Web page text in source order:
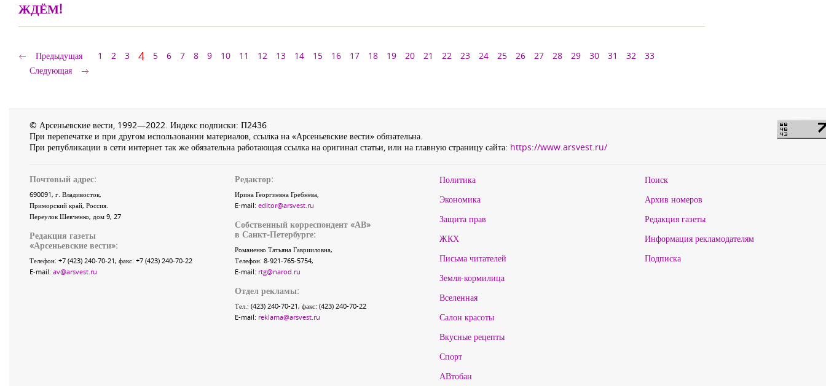
ЖДЁМ!
Предыдущая 1 2 3 4 5 6 7 8 9 10 11 12 13 14 15 16 17 18 19 20 21 22 23 24 25 26 27 28 29 30 31 32
33
Следующая
© Арсеньевские вести, 1992—2022. Индекс подписки: П2436
При перепечатке и при другом использовании материалов, ссылка на «Арсеньевские вести» обязательна.
При републикации в сети интернет так же обязательна работающая ссылка на оригинал статьи, или на главную страницу сайта: https://www.arsvest.ru/
Почтовый адрес:
690091, г. Владивосток,
Приморский край, Россия.
Переулок Шевченко, дом 9, 27
Редакция газеты
«Арсеньевские вести»:
Телефон: +7 (423) 240-70-21, факс: +7 (423) 240-70-22
E-mail: av@arsvest.ru
Редактор:
Ирина Георгиевна Гребнёва,
E-mail: editor@arsvest.ru
Собственный корреспондент «АВ»
в Санкт-Петербурге:
Романенко Татьяна Гаврииловна,
Телефон: 8-921-765-5754,
E-mail: rtg@narod.ru
Отдел рекламы:
Тел.: (423) 240-70-21, факс: (423) 240-70-22
E-mail: reklama@arsvest.ru
Политика
Экономика
Защита прав
ЖКХ
Письма читателей
Земля-кормилица
Вселенная
Салон красоты
Вкусные рецепты
Спорт
АВтобан
Поиск
Архив номеров
Редакция газеты
Информация рекламодателям
Подписка